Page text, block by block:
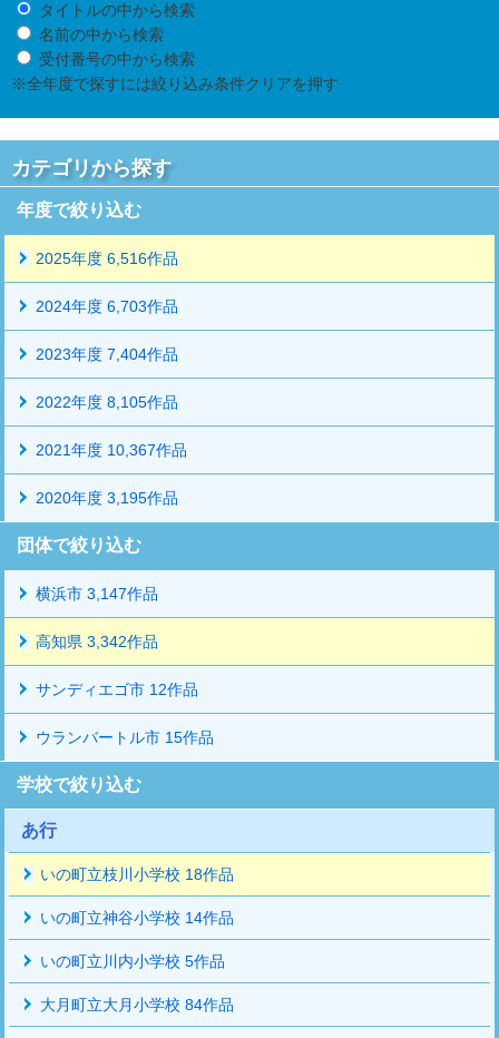
タイトルの中から検索
名前の中から検索
受付番号の中から検索
※全年度で探すには絞り込み条件クリアを押す
カテゴリから探す
年度で絞り込む
2025年度 6,516作品
2024年度 6,703作品
2023年度 7,404作品
2022年度 8,105作品
2021年度 10,367作品
2020年度 3,195作品
団体で絞り込む
横浜市 3,147作品
高知県 3,342作品
サンディエゴ市 12作品
ウランバートル市 15作品
学校で絞り込む
あ行
いの町立枝川小学校 18作品
いの町立神谷小学校 14作品
いの町立川内小学校 5作品
大月町立大月小学校 84作品